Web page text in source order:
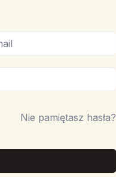
Nie pamiętasz hasła?